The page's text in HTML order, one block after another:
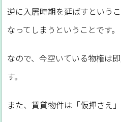
逆に入居時期を延ばすという
なってしまうということです。
なので、今空いている物権は
す。
また、賃貸物件は「仮押さえ